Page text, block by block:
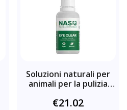
Soluzioni naturali per
animali per la pulizia
€21.02